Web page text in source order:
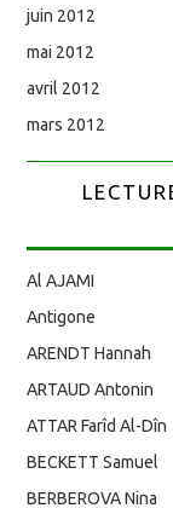
juin 2012
mai 2012
avril 2012
mars 2012
Al AJAMI
Antigone
ARENDT Hannah
ARTAUD Antonin
ATTAR Farîd Al-Dîn
BECKETT Samuel
BERBEROVA Nina